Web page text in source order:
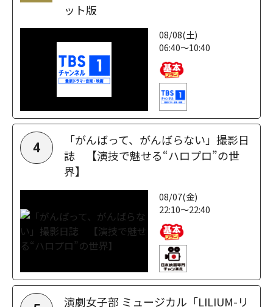
ット版
08/08(土)
06:40～10:40
4
「がんばって、がんばらない」撮影日
誌 【演技で魅せる“ハロプロ”の世
界】
08/07(金)
22:10～22:40
演劇女子部 ミュージカル「LILIUM-リ